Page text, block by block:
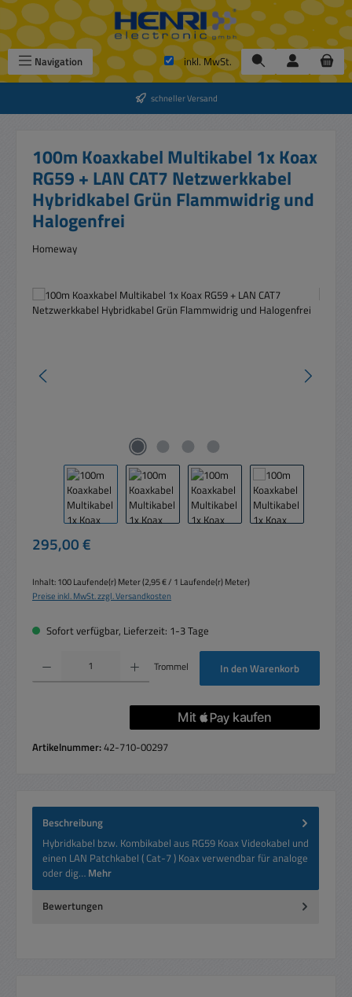
Zum Hauptinhalt springen
Navigation inkl. MwSt.
schneller Versand
100m Koaxkabel Multikabel 1x Koax
RG59 + LAN CAT7 Netzwerkkabel
Hybridkabel Grün Flammwidrig und
Halogenfrei
Homeway
Bildergalerie überspringen
Regulärer Preis:
295,00 €
Inhalt:100 Laufende(r) Meter(2,95 € / 1 Laufende(r) Meter)
Preise inkl. MwSt. zzgl. Versandkosten
Sofort verfügbar, Lieferzeit: 1-3 Tage
Produkt Anzahl: Gib den gewünschten Wert ein oder benutze die Schaltflächen um
Trommel In den Warenkorb
Artikelnummer:42-710-00297
Beschreibung
Hybridkabel bzw. Kombikabel aus RG59 Koax Videokabel und
einen LAN Patchkabel ( Cat-7 ) Koax verwendbar für analoge
oder dig… Mehr
Bewertungen